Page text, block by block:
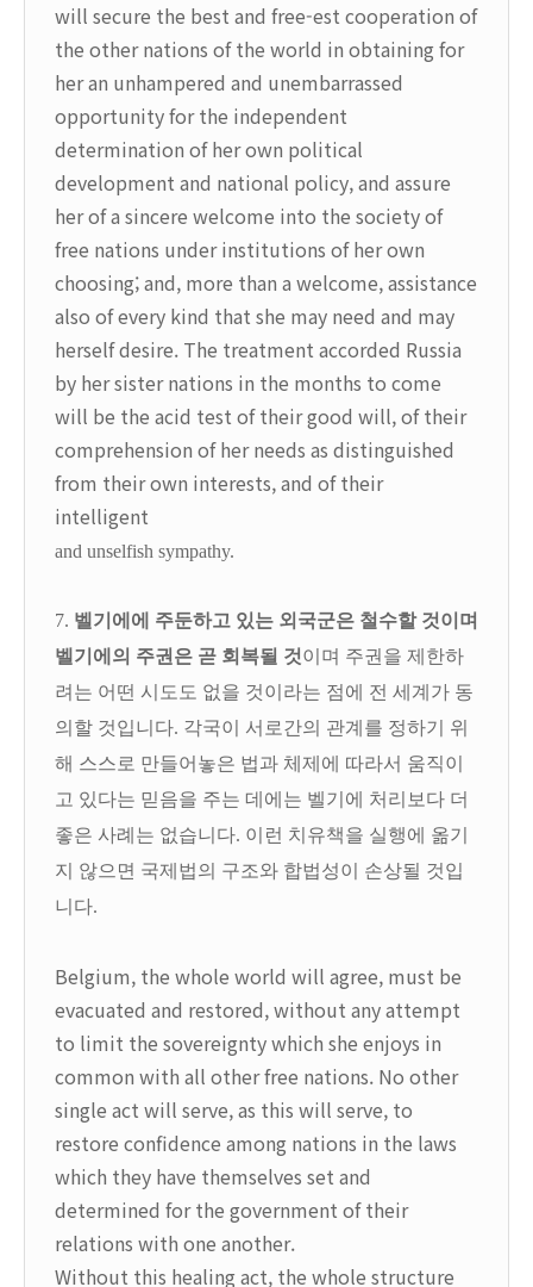
will secure the best and free-est cooperation of
the other nations of the world in obtaining for
her an unhampered and unembarrassed
opportunity for the independent
determination of her own political
development and national policy, and assure
her of a sincere welcome into the society of
free nations under institutions of her own
choosing; and, more than a welcome, assistance
also of every kind that she may need and may
herself desire. The treatment accorded Russia
by her sister nations in the months to come
will be the acid test of their good will, of their
comprehension of her needs as distinguished
from their own interests, and of their
intelligent
and unselfish sympathy.
7. 벨기에에 주둔하고 있는 외국군은 철수할 것이며
벨기에의 주권은 곧 회복될 것이며 주권을 제한하
려는 어떤 시도도 없을 것이라는 점에 전 세계가 동
의할 것입니다. 각국이 서로간의 관계를 정하기 위
해 스스로 만들어놓은 법과 체제에 따라서 움직이
고 있다는 믿음을 주는 데에는 벨기에 처리보다 더
좋은 사례는 없습니다. 이런 치유책을 실행에 옮기
지 않으면 국제법의 구조와 합법성이 손상될 것입
니다.
Belgium, the whole world will agree, must be
evacuated and restored, without any attempt
to limit the sovereignty which she enjoys in
common with all other free nations. No other
single act will serve, as this will serve, to
restore confidence among nations in the laws
which they have themselves set and
determined for the government of their
relations with one another.
Without this healing act, the whole structure